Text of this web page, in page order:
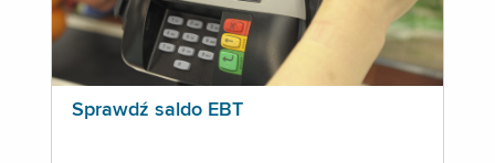
Sprawdź saldo EBT